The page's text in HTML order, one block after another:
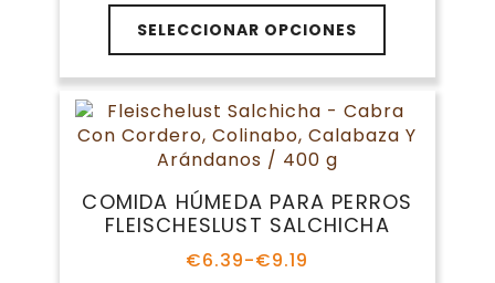
SELECCIONAR OPCIONES
Este
producto
tiene
múltiples
variantes.
Las
opciones
pueden
elegir
COMIDA HÚMEDA PARA PERROS
FLEISCHESLUST SALCHICHA
€6.39-€9.19
Rango